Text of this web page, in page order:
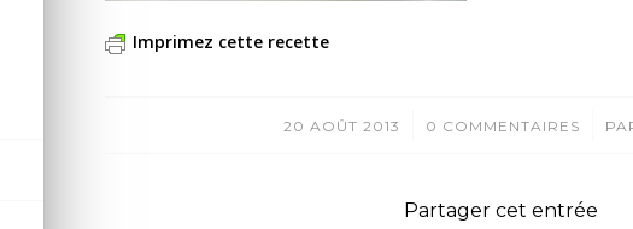
Imprimez cette recette
20 AOÛT 2013
/ 0 COMMENTAIRES
/
Partager cet entrée